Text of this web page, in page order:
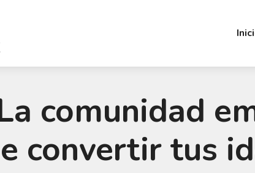
comunidad
convertir tus